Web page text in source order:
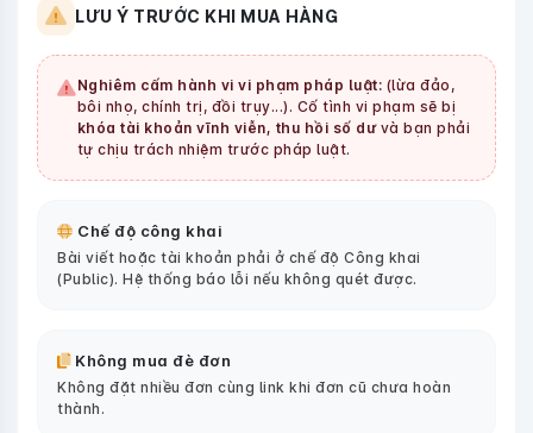
LƯU Ý TRƯỚC KHI MUA HÀNG
Nghiêm cấm hành vi vi phạm pháp luật: (lừa đảo,
bôi nhọ, chính trị, đồi trụy...). Cố tình vi phạm sẽ bị
khóa tài khoản vĩnh viễn, thu hồi số dưvà bạn phải
tự chịu trách nhiệm trước pháp luật.
Chế độ công khai
Bài viết hoặc tài khoản phải ở chế độ Công khai
(Public). Hệ thống báo lỗi nếu không quét được.
Không mua đè đơn
Không đặt nhiều đơn cùng link khi đơn cũ chưa hoàn
thành.